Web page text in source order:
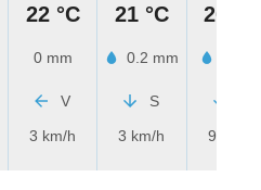
22 °C
0 mm
V
3 km/h
21 °C
0.2 mm
S
3 km/h
20 °C
9 km/h